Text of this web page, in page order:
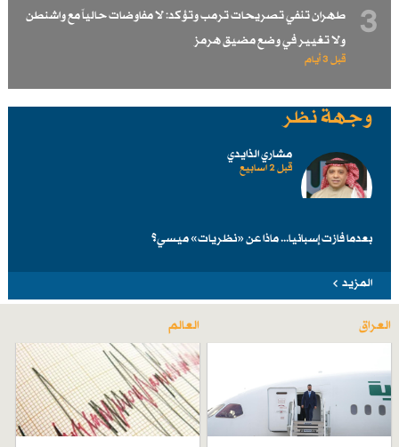
3
طهران تنفي تصريحات ترمب وتؤكد: لا مفاوضات حالياً مع واشنطن
ولا تغيير في وضع مضيق هرمز
قبل 3 أيام
وجهة نظر
مشاري الذايدي
قبل 2 اسابیع
بعدما فازت إسبانيا... ماذا عن «نظريات» ميسي؟
المزيد
العراق العالم